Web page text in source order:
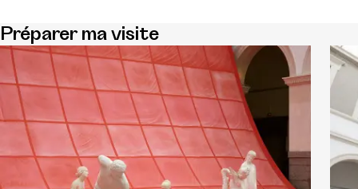
Préparer ma visite